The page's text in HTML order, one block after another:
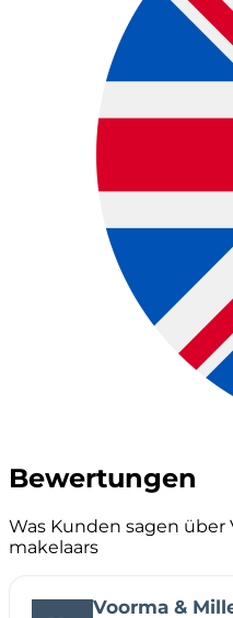
Bewertungen
Was Kunden sagen über
makelaars